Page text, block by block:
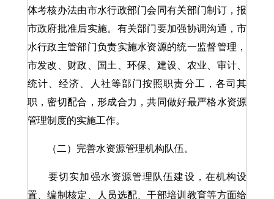
体考核办法由市水行政部门会同有关部门制订，报
市政府批准后实施。有关部门要加强协调沟通，市
水行政主管部门负责实施水资源的统一监督管理，
市发改、财政、国土、环保、建设、农业、审计、
统计、经济、人社等部门按照职责分工，各司其
职，密切配合，形成合力，共同做好最严格水资源
管理制度的实施工作。
（二）完善水资源管理机构队伍。
要切实加强水资源管理队伍建设，在机构设
置、编制核定、人员选配、干部培训教育等方面给